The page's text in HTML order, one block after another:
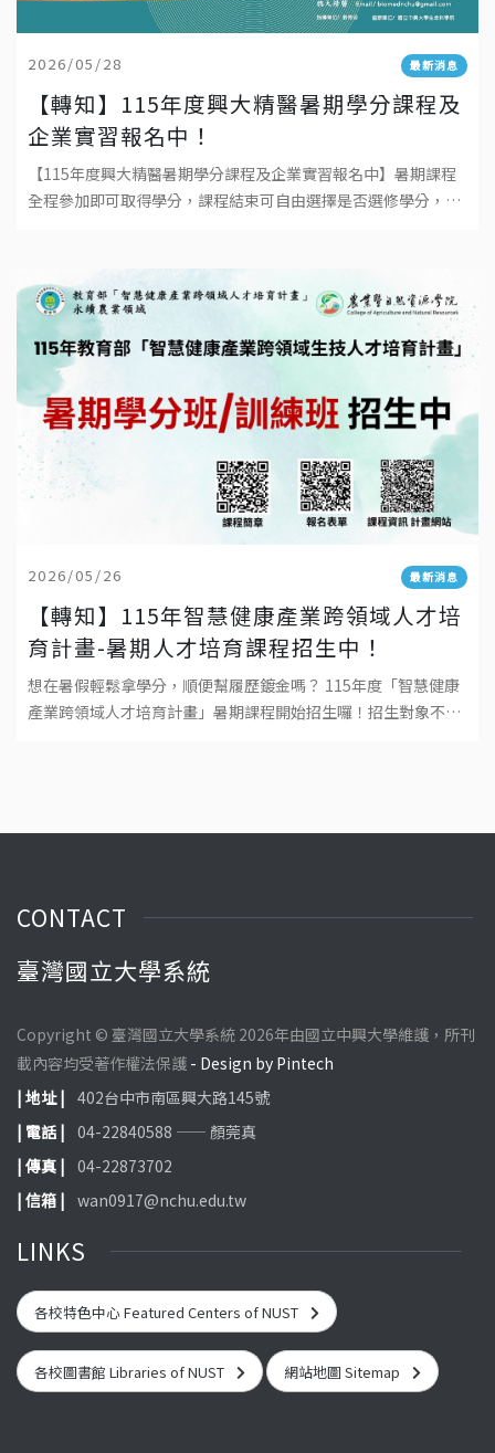
2026/05/28 最新消息
【轉知】115年度興大精醫暑期學分課程及
企業實習報名中！
【115年度興大精醫暑期學分課程及企業實習報名中】暑期課程
全程參加即可取得學分，課程結束可自由選擇是否選修學分，成
2026/05/26 最新消息
【轉知】115年智慧健康產業跨領域人才培
育計畫-暑期人才培育課程招生中！
想在暑假輕鬆拿學分，順便幫履歷鍍金嗎？ 115年度「智慧健康
產業跨領域人才培育計畫」暑期課程開始招生囉！招生對象不論
CONTACT
臺灣國立大學系統
Copyright © 臺灣國立大學系統 2026年由國立中興大學維護，所刊
載內容均受著作權法保護 - Design by Pintech
| 地址 | 402台中市南區興大路145號
| 電話 | 04-22840588 —— 顏莞真
| 傳真 | 04-22873702
| 信箱 | wan0917@nchu.edu.tw
LINKS
各校特色中心 Featured Centers of NUST
各校圖書館 Libraries of NUST 網站地圖 Sitemap